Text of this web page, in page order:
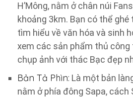
H’Mông, nằm ở chân núi
khoảng 3km. Bạn có thể
tìm hiểu về văn hóa và sinh
xem các sản phẩm thủ công
chụp ảnh với thác Bạc đẹp
Bản Tả Phìn: Là một bản
nằm ở phía đông Sapa, cách